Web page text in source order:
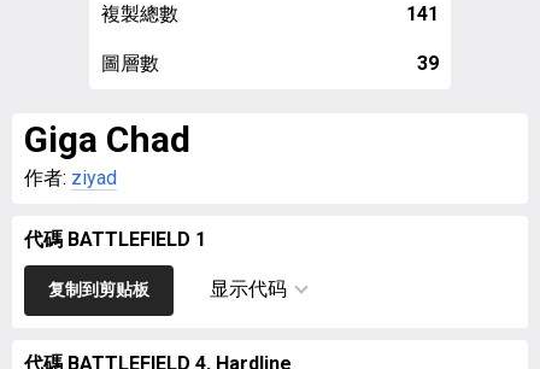
複製總數 141
圖層數 39
Giga Chad
作者: ziyad
代碼 BATTLEFIELD 1
复制到剪贴板 显示代码
代碼 BATTLEFIELD 4, Hardline